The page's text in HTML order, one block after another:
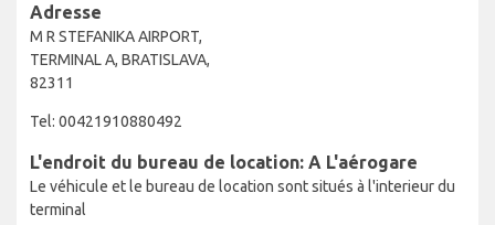
Adresse
M R STEFANIKA AIRPORT,
TERMINAL A, BRATISLAVA,
82311
Tel: 00421910880492
L'endroit du bureau de location: A L'aérogare
Le véhicule et le bureau de location sont situés à l'interieur du
terminal